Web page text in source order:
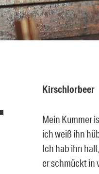
Kirschlorbeer
Mein Kummer
ich weiß ihn
Ich hab ihn
er schmückt in